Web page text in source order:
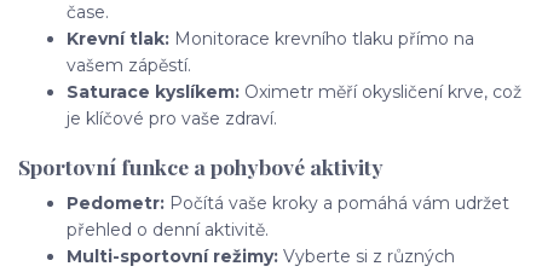
čase.
Krevní tlak: Monitorace krevního tlaku přímo na
vašem zápěstí.
Saturace kyslíkem: Oximetr měří okysličení krve, což
je klíčové pro vaše zdraví.
Sportovní funkce a pohybové aktivity
Pedometr: Počítá vaše kroky a pomáhá vám udržet
přehled o denní aktivitě.
Multi-sportovní režimy: Vyberte si z různých